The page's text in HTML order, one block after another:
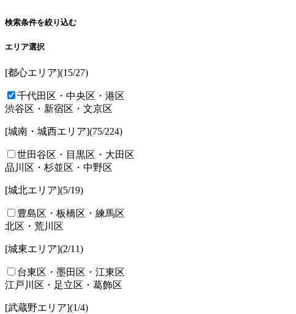
検索条件を絞り込む
エリア選択
[都心エリア](15/27)
千代田区・中央区・港区
渋谷区・新宿区・文京区
[城南・城西エリア](75/224)
世田谷区・目黒区・大田区
品川区・杉並区・中野区
[城北エリア](5/19)
豊島区・板橋区・練馬区
北区・荒川区
[城東エリア](2/11)
台東区・墨田区・江東区
江戸川区・足立区・葛飾区
[武蔵野エリア](1/4)